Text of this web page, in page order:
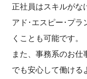
正社員はスキルがな
アド･エスピー･プ
くことも可能です。
また、事務系のお
でも安心して働ける